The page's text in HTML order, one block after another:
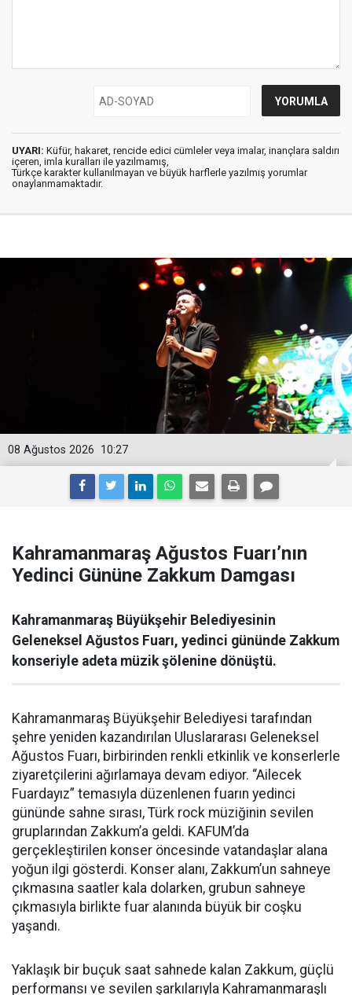
UYARI: Küfür, hakaret, rencide edici cümleler veya imalar, inançlara saldırı
içeren, imla kuralları ile yazılmamış,
Türkçe karakter kullanılmayan ve büyük harflerle yazılmış yorumlar
onaylanmamaktadır.
10:27
08 Ağustos 2026
Kahramanmaraş Ağustos Fuarı’nın
Yedinci Gününe Zakkum Damgası
Kahramanmaraş Büyükşehir Belediyesinin
Geleneksel Ağustos Fuarı, yedinci gününde Zakkum
konseriyle adeta müzik şölenine dönüştü.
Kahramanmaraş Büyükşehir Belediyesi tarafından
şehre yeniden kazandırılan Uluslararası Geleneksel
Ağustos Fuarı, birbirinden renkli etkinlik ve konserlerle
ziyaretçilerini ağırlamaya devam ediyor. “Ailecek
Fuardayız” temasıyla düzenlenen fuarın yedinci
gününde sahne sırası, Türk rock müziğinin sevilen
gruplarından Zakkum’a geldi. KAFUM’da
gerçekleştirilen konser öncesinde vatandaşlar alana
yoğun ilgi gösterdi. Konser alanı, Zakkum’un sahneye
çıkmasına saatler kala dolarken, grubun sahneye
çıkmasıyla birlikte fuar alanında büyük bir coşku
yaşandı.
Yaklaşık bir buçuk saat sahnede kalan Zakkum, güçlü
performansı ve sevilen şarkılarıyla Kahramanmaraşlı